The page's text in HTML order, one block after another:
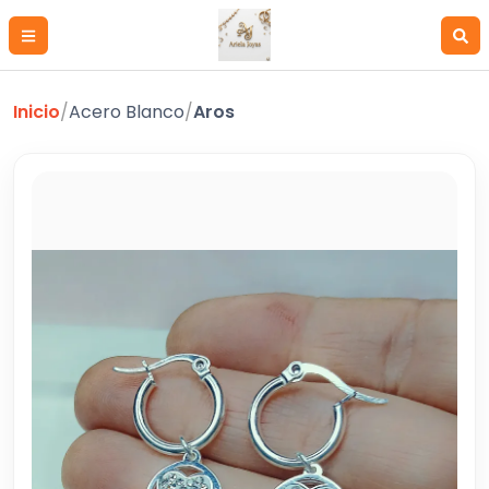
Inicio/Acero Blanco/Aros